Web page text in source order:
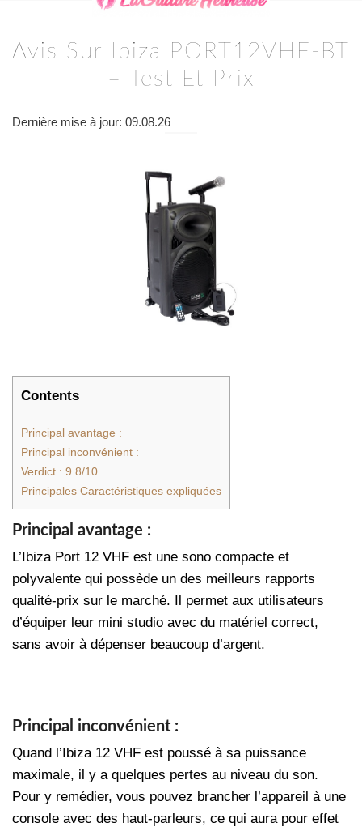
Avis Sur Ibiza PORT12VHF-BT
– Test Et Prix
Dernière mise à jour: 09.08.26
Contents
Principal avantage :
Principal inconvénient :
Verdict : 9.8/10
Principales Caractéristiques expliquées
Principal avantage :
L’Ibiza Port 12 VHF est une sono compacte et
polyvalente qui possède un des meilleurs rapports
qualité-prix sur le marché. Il permet aux utilisateurs
d’équiper leur mini studio avec du matériel correct,
sans avoir à dépenser beaucoup d’argent.
Principal inconvénient :
Quand l’Ibiza 12 VHF est poussé à sa puissance
maximale, il y a quelques pertes au niveau du son.
Pour y remédier, vous pouvez brancher l’appareil à une
console avec des haut-parleurs, ce qui aura pour effet